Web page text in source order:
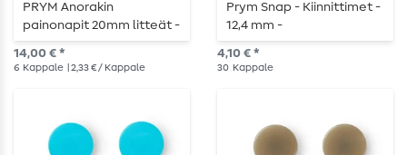
PRYM Anorakin
painonapit 20mm litteät -
6 kpl
14,00 € *
6 Kappale | 2,33 € / Kappale
Prym Snap - Kiinnittimet -
12,4 mm -
vaaleanpunainen - 30 kpl
4,10 € *
30 Kappale